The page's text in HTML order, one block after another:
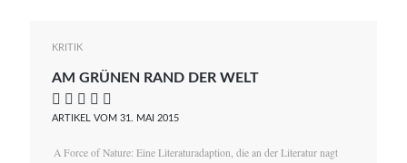
KRITIK
AM GRÜNEN RAND DER WELT
    
ARTIKEL VOM 31. MAI 2015
A Force of Nature: Eine Literaturadaption, die an der Literatur nagt